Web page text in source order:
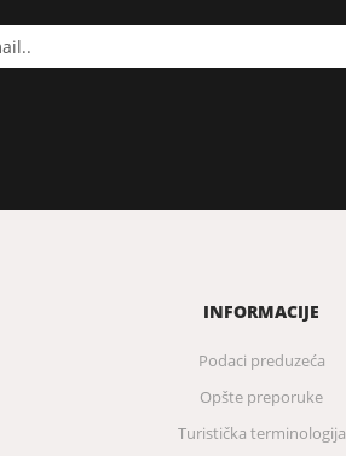
INFORMACIJE
Podaci preduzeća
Opšte preporuke
Turistička terminologija